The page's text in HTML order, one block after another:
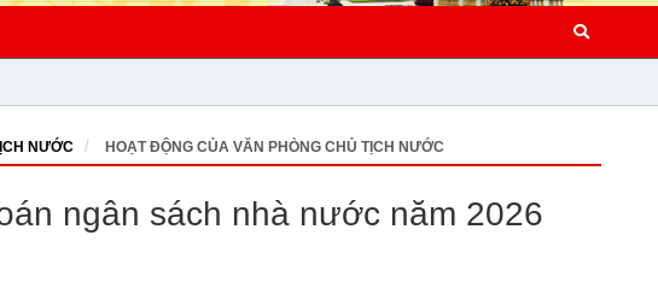
NƯỚC HOẠT ĐỘNG CỦA VĂN PHÒNG CHỦ TỊCH NƯỚC
ngân sách nhà nước năm 2026